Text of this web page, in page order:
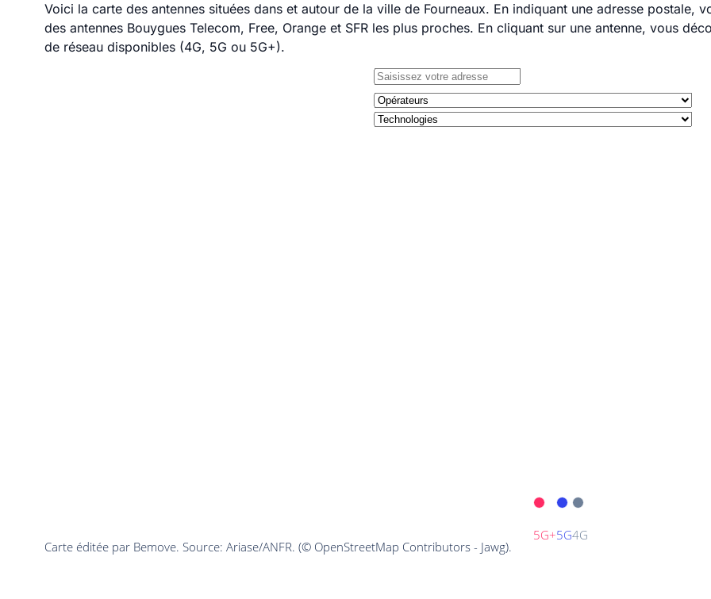
Voici la carte des antennes situées dans et autour de la ville de Fourneaux. En indiquant une adresse postale,
des antennes Bouygues Telecom, Free, Orange et SFR les plus proches. En cliquant sur une antenne, vous
de réseau disponibles (4G, 5G ou 5G+).